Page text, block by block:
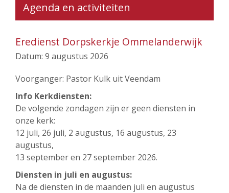
Agenda en activiteiten
Eredienst Dorpskerkje Ommelanderwijk
Datum: 9 augustus 2026
Voorganger: Pastor Kulk uit Veendam
Info Kerkdiensten:
De volgende zondagen zijn er geen diensten in
onze kerk:
12 juli, 26 juli, 2 augustus, 16 augustus, 23
augustus,
13 september en 27 september 2026.
Diensten in juli en augustus:
Na de diensten in de maanden juli en augustus